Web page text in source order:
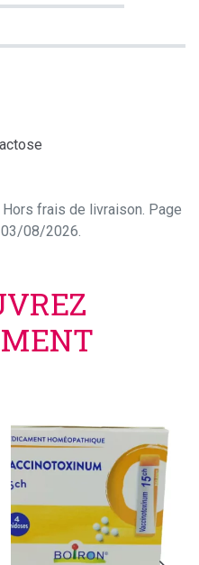
frais de livraison. Page
08/2026.